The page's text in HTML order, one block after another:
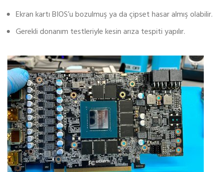
Ekran kartı BIOS’u bozulmuş ya da çipset hasar almış olabilir.
Gerekli donanım testleriyle kesin arıza tespiti yapılır.